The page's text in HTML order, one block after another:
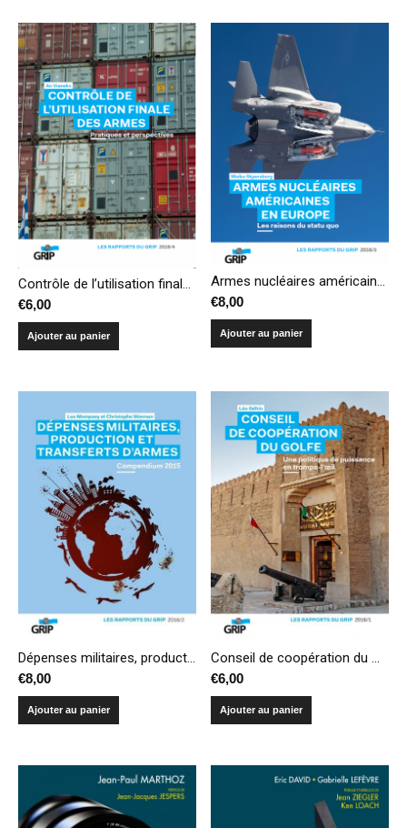
Contrôle de l’utilisation finale des armes: pratiques et perspectives
€6,00
Ajouter au panier
Armes nucléaires américaines en Europe : les raisons du statu quo
€8,00
Ajouter au panier
Dépenses militaires, production et transferts d’armes – Compendium 2015
€8,00
Ajouter au panier
Conseil de coopération du Golfe, une politique de puissance en trompe-l’œil
€6,00
Ajouter au panier